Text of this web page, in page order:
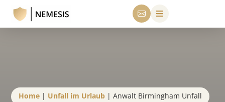
Home | Unfall im Urlaub |Anwalt Birmingham Unfall